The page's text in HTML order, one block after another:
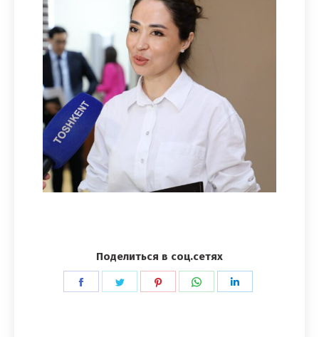
Поделиться в соц.сетях
ПоделитьсяПоделитьсяПоделитьсяПоделиться